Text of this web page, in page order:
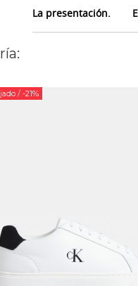
La presentación.
/ -21%